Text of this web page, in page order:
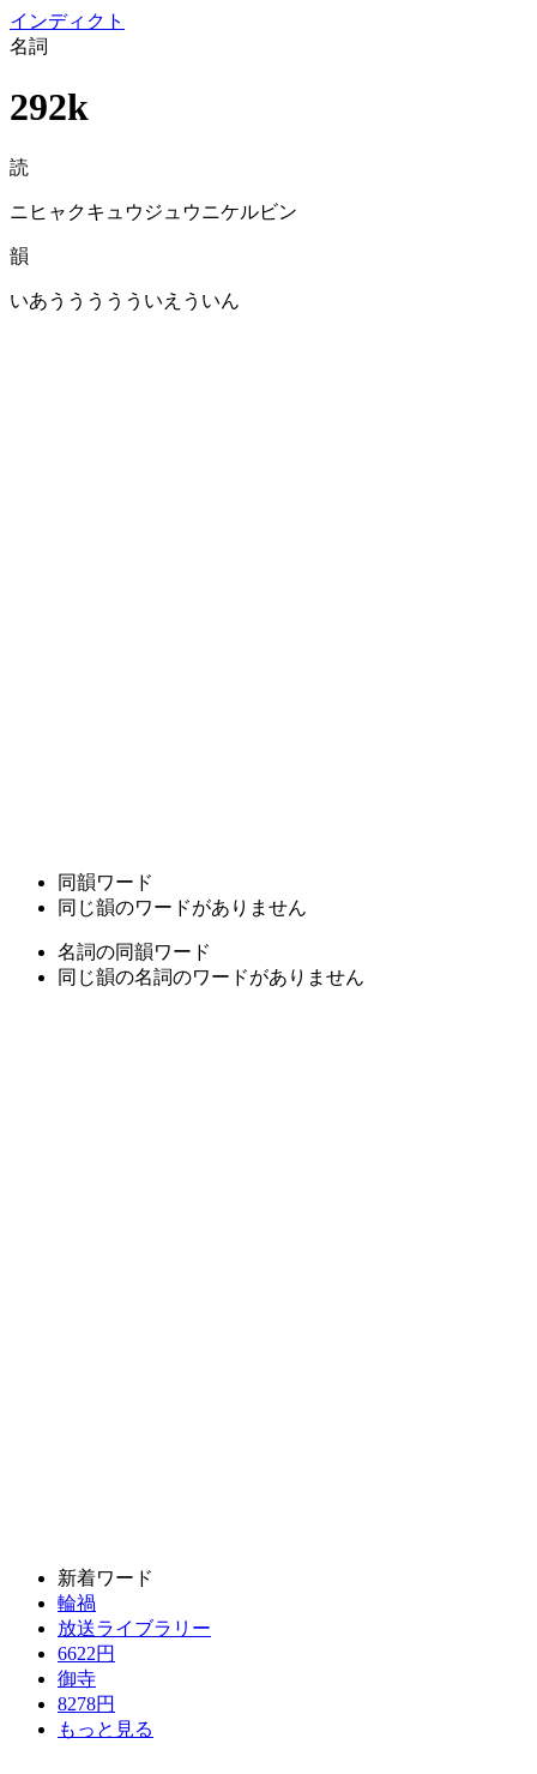
インディクト
名詞
292k
読
ニヒャクキュウジュウニケルビン
韻
いあううううういえういん
同韻ワード
同じ韻のワードがありません
名詞の同韻ワード
同じ韻の名詞のワードがありません
新着ワード
輪禍
放送ライブラリー
6622円
御寺
8278円
もっと見る